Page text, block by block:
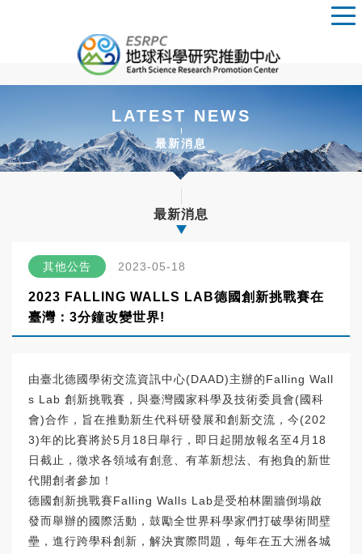
LATEST NEWS
最新消息
最新消息
其他公告 2023-05-18
2023 FALLING WALLS LAB德國創新挑戰賽在
臺灣：3分鐘改變世界!
由臺北德國學術交流資訊中心(DAAD)主辦的Falling Wall
s Lab 創新挑戰賽，與臺灣國家科學及技術委員會(國科
會)合作，旨在推動新生代科研發展和創新交流，今(202
3)年的比賽將於5月18日舉行，即日起開放報名至4月18
日截止，徵求各領域有創意、有革新想法、有抱負的新世
代開創者參加！
德國創新挑戰賽Falling Walls Lab是受柏林圍牆倒塌啟
發而舉辦的國際活動，鼓勵全世界科學家們打破學術間壁
壘，進行跨學科創新，解決實際問題，每年在五大洲各城